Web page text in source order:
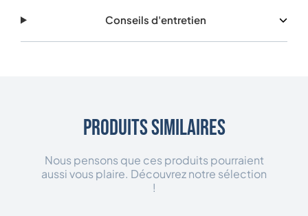
Conseils d'entretien
Produits similaires
Nous pensons que ces produits pourraient
aussi vous plaire. Découvrez notre sélection
!